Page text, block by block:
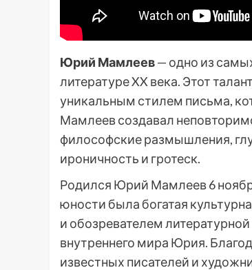
Юрий Мамлеев— одно из
литературе XX века. Этот
уникальным стилем письма,
Мамлеев создавал
философские размышления,
ироничность и гротеск.
Родился Юрий Мамлеев 6
юности была богатая
и обозревателем литературной
внутреннего мира Юрия.
известных писателей и